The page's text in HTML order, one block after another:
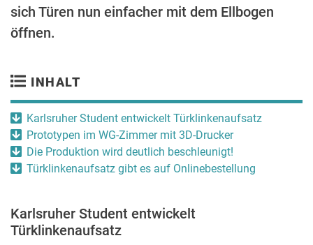
sich Türen nun einfacher mit dem Ellbogen
öffnen.
INHALT
Karlsruher Student entwickelt Türklinkenaufsatz
Prototypen im WG-Zimmer mit 3D-Drucker
Die Produktion wird deutlich beschleunigt!
Türklinkenaufsatz gibt es auf Onlinebestellung
Karlsruher Student entwickelt
Türklinkenaufsatz